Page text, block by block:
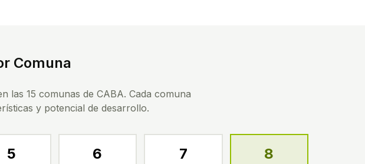
Comuna
las 15 comunas de CABA. Cada comuna
y potencial de desarrollo.
5 6 7 8